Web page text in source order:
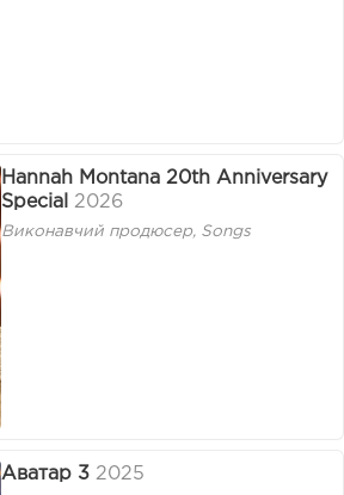
Hannah Montana 20th Anniversary
Special 2026
Виконавчий продюсер, Songs
Аватар 3 2025